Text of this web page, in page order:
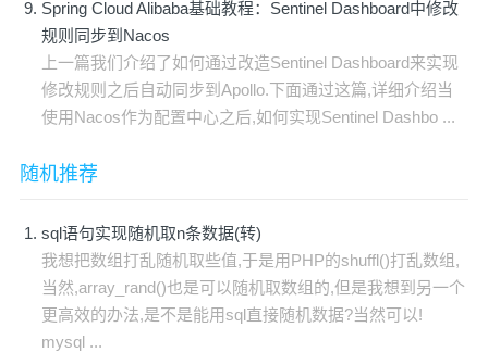
Spring Cloud Alibaba基础教程：Sentinel Dashboard中修改
规则同步到Nacos
上一篇我们介绍了如何通过改造Sentinel Dashboard来实现
修改规则之后自动同步到Apollo.下面通过这篇,详细介绍当
使用Nacos作为配置中心之后,如何实现Sentinel Dashbo ...
随机推荐
sql语句实现随机取n条数据(转)
我想把数组打乱随机取些值,于是用PHP的shuffl()打乱数组,
当然,array_rand()也是可以随机取数组的,但是我想到另一个
更高效的办法,是不是能用sql直接随机数据?当然可以!
mysql ...